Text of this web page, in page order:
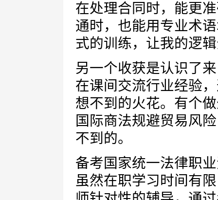
在处理合同时，能更
通时，也能用专业术
式的训练，让我的逻
另一个收获是认识了
在课间交流行业经验
想不到的火花。有个
国际商法规避贸易风
不到的。
备考国家统一法律职
虽然在职学习时间有